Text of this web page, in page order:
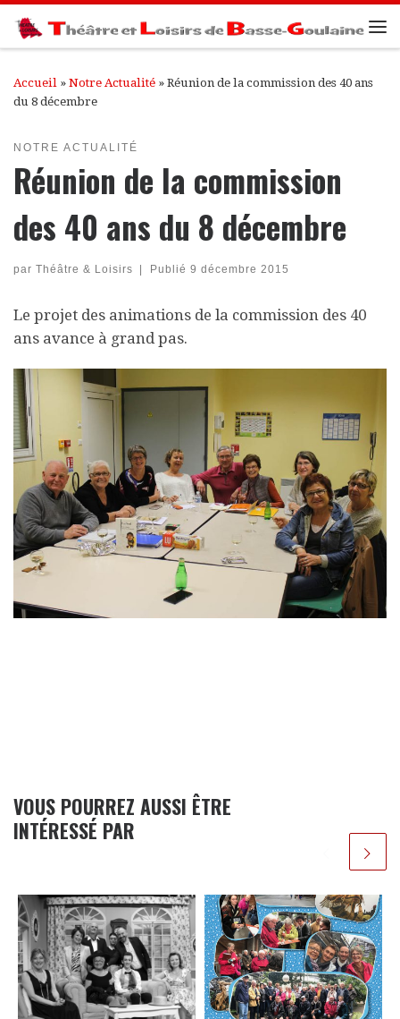
Passer au contenu
Accueil » Notre Actualité » Réunion de la commission des 40 ans
du 8 décembre
NOTRE ACTUALITÉ
Réunion de la commission
des 40 ans du 8 décembre
par Théâtre & Loisirs | Publié 9 décembre 2015
Le projet des animations de la commission des 40
ans avance à grand pas.
VOUS POURREZ AUSSI ÊTRE
INTÉRESSÉ PAR